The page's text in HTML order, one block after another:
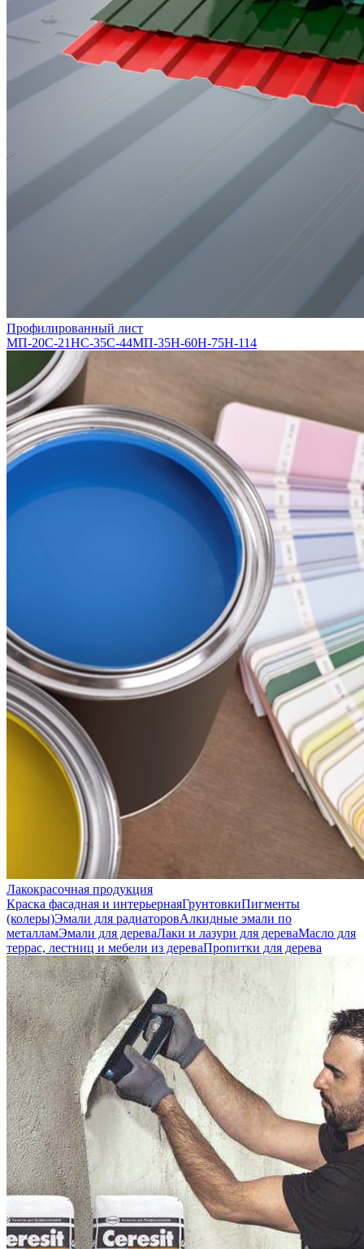
Профилированный лист
МП-20С-21НС-35С-44МП-35Н-60Н-75Н-114
Лакокрасочная продукция
Краска фасадная и интерьернаяГрунтовкиПигменты
(колеры)Эмали для радиаторовАлкидные эмали по
металламЭмали для дереваЛаки и лазури для дереваМасло для
террас, лестниц и мебели из дереваПропитки для дерева